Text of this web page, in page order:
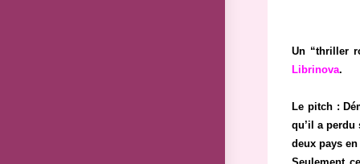
Un “thriller
Librinova.
Le pitch :
qu’il a
deux pays